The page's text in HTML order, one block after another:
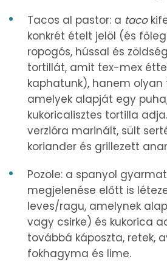
Tacos al pastor: a taco
konkrét ételt jelöl (és
ropogós, hússal és
tortillát, amit tex-mex
kaphatunk), hanem
amelyek alapját egy
kukoricalisztes tortilla
verzióra marinált, sült
koriander és grillezett
Pozole: a spanyol
megjelenése előtt is
leves/ragu, amelynek
vagy csirke) és kukorica
továbbá káposzta, retek,
fokhagyma és lime.